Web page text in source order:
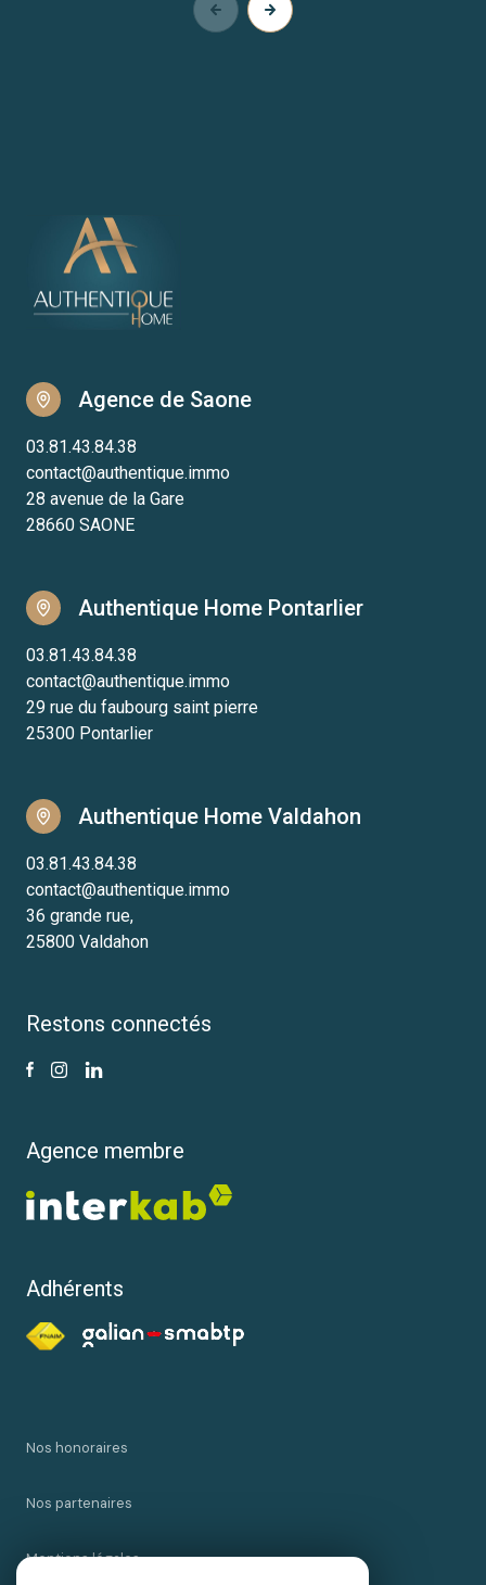
Agence de Saone
03.81.43.84.38
contact@authentique.immo
28 avenue de la Gare
28660 SAONE
Authentique Home Pontarlier
03.81.43.84.38
contact@authentique.immo
29 rue du faubourg saint pierre
25300 Pontarlier
Authentique Home Valdahon
03.81.43.84.38
contact@authentique.immo
36 grande rue,
25800 Valdahon
Restons connectés
Agence membre
Adhérents
Nos honoraires
Nos partenaires
Mentions légales